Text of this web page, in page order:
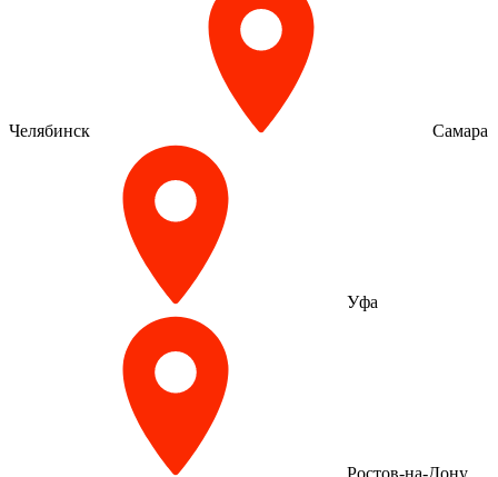
Челябинск Самара
Уфа
Ростов-на-Дону